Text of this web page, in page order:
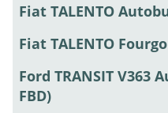
Fiat TALENTO
Fiat TALENTO
Ford TRANSIT V363
FBD)